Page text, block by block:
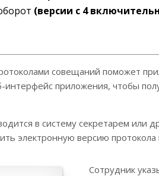
(версии с 4
совещаний поможет
интерфейс приложения, чтобы
в систему секретарем или
электронную версию протокола
Сотрудник